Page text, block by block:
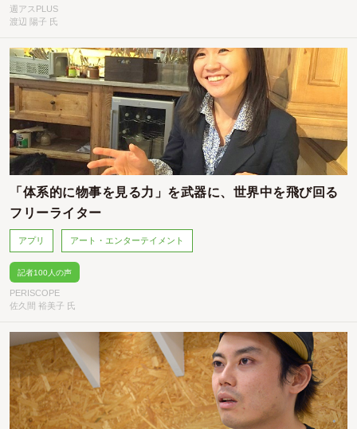
週アスPLUS
渡辺 陽子 氏
「体系的に物事を見る力」を武器に、世界中を飛び回る
フリーライター
アプリ アート・エンターテイメント
記者100人の声
PERISCOPE
佐久間 裕美子 氏